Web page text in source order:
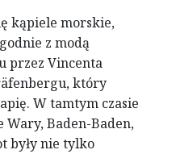
kąpiele morskie,
z modą
przez Vincenta
który
W tamtym czasie
Baden-Baden,
były nie tylko